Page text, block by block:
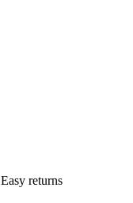
Easy returns